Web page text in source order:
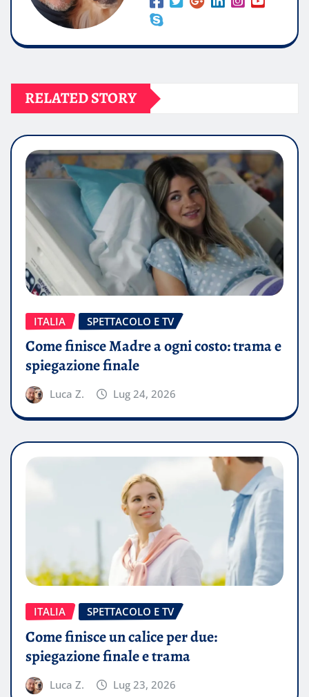
RELATED STORY
ITALIA SPETTACOLO E TV
Come finisce Madre a ogni costo: trama e
spiegazione finale
Luca Z. Lug 24, 2026
ITALIA SPETTACOLO E TV
Come finisce un calice per due:
spiegazione finale e trama
Luca Z. Lug 23, 2026